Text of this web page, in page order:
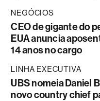
NEGÓCIOS
CEO de gigante do
EUA anuncia
14 anos no cargo
LINHA EXECUTIVA
UBS nomeia Daniel
novo country chief